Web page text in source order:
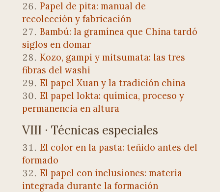
Papel de pita: manual de
recolección y fabricación
Bambú: la gramínea que China tardó
siglos en domar
Kozo, gampi y mitsumata: las tres
fibras del washi
El papel Xuan y la tradición china
El papel lokta: química, proceso y
permanencia en altura
VIII · Técnicas especiales
El color en la pasta: teñido antes del
formado
El papel con inclusiones: materia
integrada durante la formación